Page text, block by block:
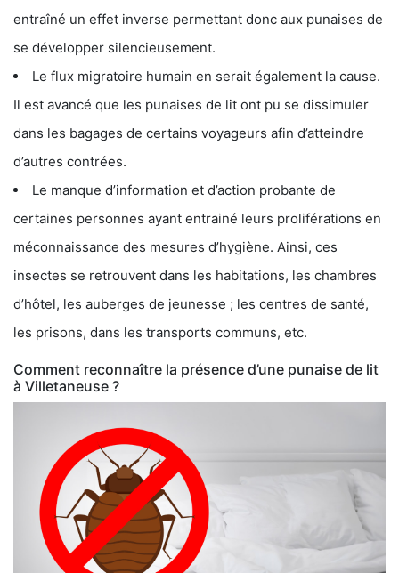
entraîné un effet inverse permettant donc aux punaises de
se développer silencieusement.
Le flux migratoire humain en serait également la cause.
Il est avancé que les punaises de lit ont pu se dissimuler
dans les bagages de certains voyageurs afin d’atteindre
d’autres contrées.
Le manque d’information et d’action probante de
certaines personnes ayant entrainé leurs proliférations en
méconnaissance des mesures d’hygiène. Ainsi, ces
insectes se retrouvent dans les habitations, les chambres
d’hôtel, les auberges de jeunesse ; les centres de santé,
les prisons, dans les transports communs, etc.
Comment reconnaître la présence d’une punaise de lit
à Villetaneuse ?